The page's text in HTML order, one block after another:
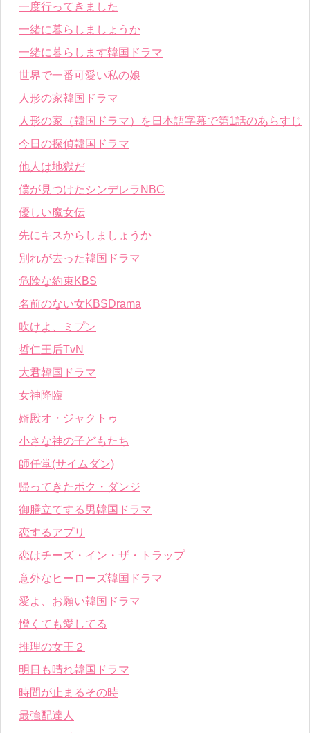
一度行ってきました
一緒に暮らしましょうか
一緒に暮らします韓国ドラマ
世界で一番可愛い私の娘
人形の家韓国ドラマ
人形の家（韓国ドラマ）を日本語字幕で第1話のあらすじ
今日の探偵韓国ドラマ
他人は地獄だ
僕が見つけたシンデレラNBC
優しい魔女伝
先にキスからしましょうか
別れが去った韓国ドラマ
危険な約束KBS
名前のない女KBSDrama
吹けよ、ミプン
哲仁王后TvN
大君韓国ドラマ
女神降臨
婿殿オ・ジャクトゥ
小さな神の子どもたち
師任堂(サイムダン)
帰ってきたポク・ダンジ
御膳立てする男韓国ドラマ
恋するアプリ
恋はチーズ・イン・ザ・トラップ
意外なヒーローズ韓国ドラマ
愛よ、お願い韓国ドラマ
憎くても愛してる
推理の女王２
明日も晴れ韓国ドラマ
時間が止まるその時
最強配達人